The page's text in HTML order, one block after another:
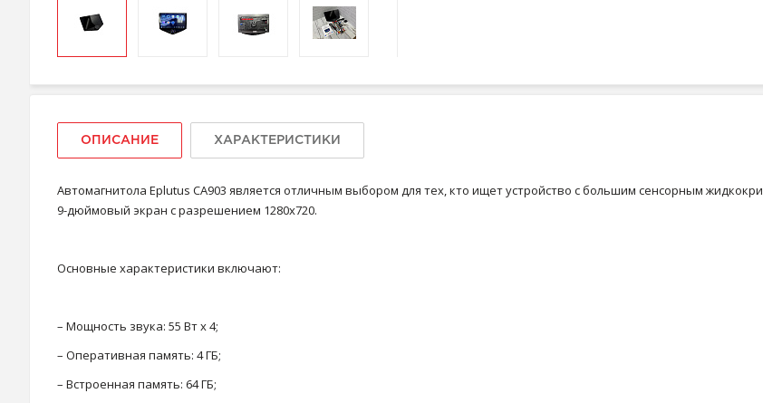
ОПИСАНИЕ ХАРАКТЕРИСТИКИ
Автомагнитола Eplutus CA903 является отличным выбором для тех, кто ищет устройство с большим сенсорным
9-дюймовый экран с разрешением 1280x720.
Основные характеристики включают:
– Мощность звука: 55 Вт x 4;
– Оперативная память: 4 ГБ;
– Встроенная память: 64 ГБ;